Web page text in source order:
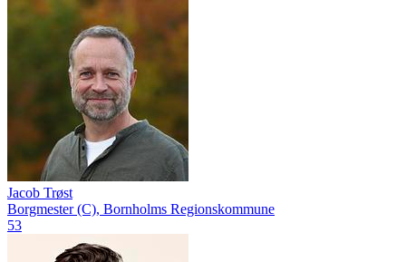
Jacob Trøst
Borgmester (C), Bornholms Regionskommune
53